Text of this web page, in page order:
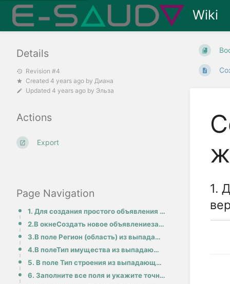
Wiki
Page Navigation
1. Для создания простого объявления нажмите на кнопку Создать, в верхней панели, далее Создать объяв
2.В окнеСоздать новое объявлениезаполните поляТелефон, Электронная почта, Адрес:
3.В поле Регион (область) из выпадающего списка выберите нужный вариант:
4.В полеТип имущества из выпадающего списка выберите жилой дом:
5. В поле Тип строения из выпадающего списка выберите тип здания:
6. Заполните все поля и укажите точные данные:
1.
Details
Revision #4
Created 4 years ago by Диана
Updated 4 years ago by Эльза
Actions
Export